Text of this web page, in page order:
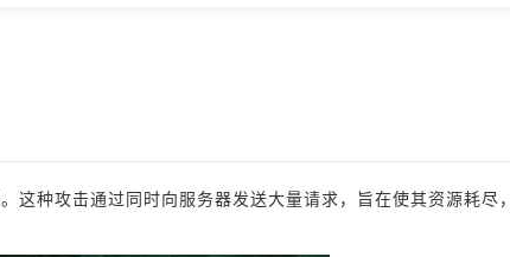
这种攻击通过同时向服务器发送大量请求，旨在使其资源耗尽